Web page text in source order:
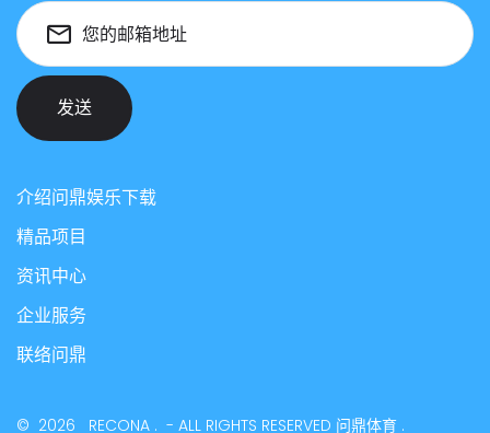
您的邮箱地址
发送
介绍问鼎娱乐下载
精品项目
资讯中心
企业服务
联络问鼎
© 2026 RECONA . - ALL RIGHTS RESERVED 问鼎体育 .